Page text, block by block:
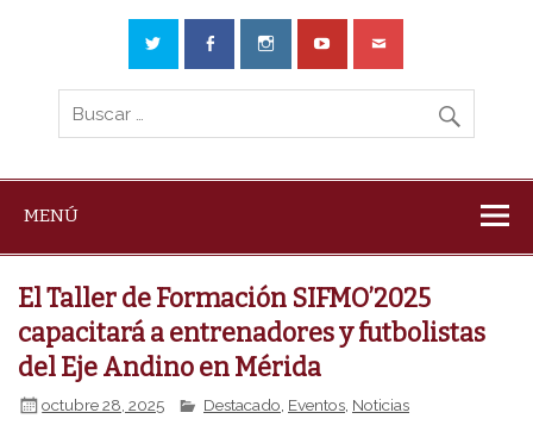
MENÚ
El Taller de Formación SIFMO’2025
capacitará a entrenadores y futbolistas
del Eje Andino en Mérida
octubre 28, 2025 Destacado Eventos Noticias